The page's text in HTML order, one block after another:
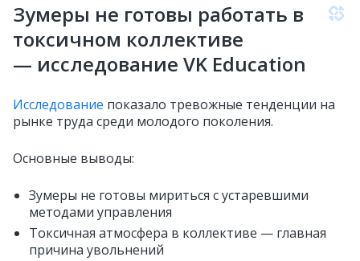
Зумеры не готовы работать в
токсичном коллективе
— исследование VK Education
Исследование показало тревожные тенденции на
рынке труда среди молодого поколения.
Основные выводы:
Зумеры не готовы мириться с устаревшими
методами управления
Токсичная атмосфера в коллективе — главная
причина увольнений